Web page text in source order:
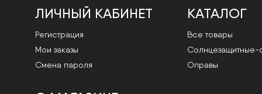
ЛИЧНЫЙ КАБИНЕТ
Регистрация
Мои заказы
Смена пароля
КАТАЛОГ
Все товары
Cолнцезащитные-
Оправы